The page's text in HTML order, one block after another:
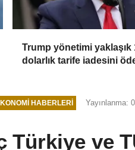
Trump yönetimi yaklaşık
dolarlık tarife iadesini
HABERLERI Yayınlanma:
Türkiye ve